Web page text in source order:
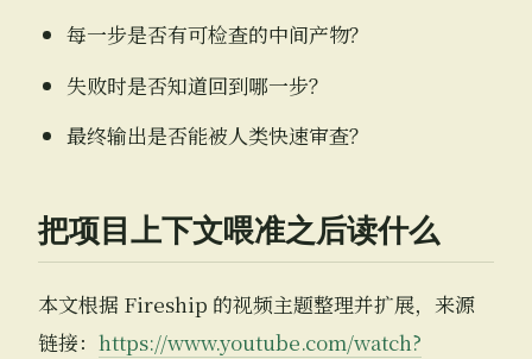
每一步是否有可检查的中间产物？
失败时是否知道回到哪一步？
最终输出是否能被人类快速审查？
把项目上下文喂准之后读什么
本文根据 Fireship 的视频主题整理并扩展，来源
链接： https://www.youtube.com/watch?